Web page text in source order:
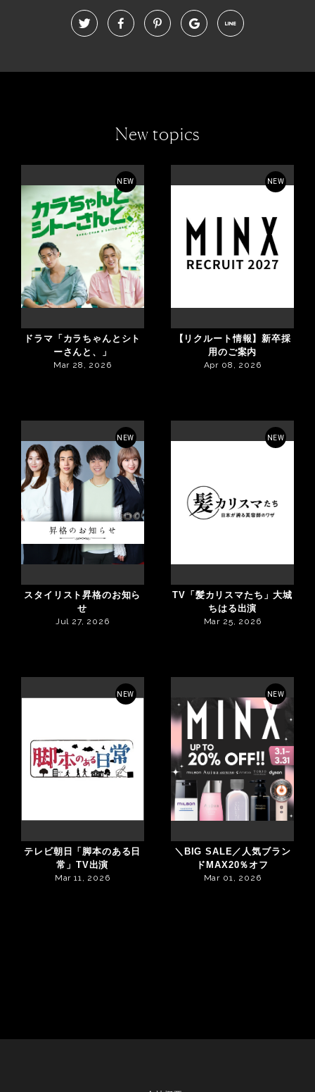
New topics
NEW
ドラマ「カラちゃんとシト
ーさんと、」
Mar 28, 2026
NEW
【リクルート情報】新卒採
用のご案内
Apr 08, 2026
NEW
スタイリスト昇格のお知ら
せ
Jul 27, 2026
NEW
TV「髪カリスマたち」大城
ちはる出演
Mar 25, 2026
NEW
テレビ朝日「脚本のある日
常」TV出演
Mar 11, 2026
NEW
＼BIG SALE／人気ブラン
ドMAX20％オフ
Mar 01, 2026